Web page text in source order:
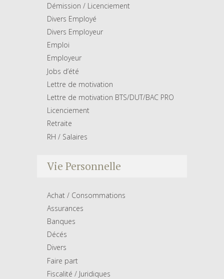
Démission / Licenciement
Divers Employé
Divers Employeur
Emploi
Employeur
Jobs d’été
Lettre de motivation
Lettre de motivation BTS/DUT/BAC PRO
Licenciement
Retraite
RH / Salaires
Vie Personnelle
Achat / Consommations
Assurances
Banques
Décés
Divers
Faire part
Fiscalité / Juridiques